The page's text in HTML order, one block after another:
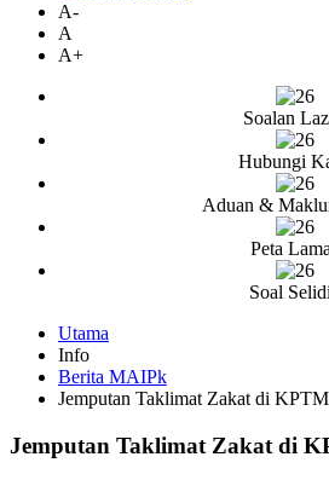
A-
A
A+
Soalan
Hubungi
Aduan &
Peta
Soal
Utama
Info
Berita MAIPk
Jemputan Taklimat Zakat di KPTM
Jemputan Taklimat Zakat di